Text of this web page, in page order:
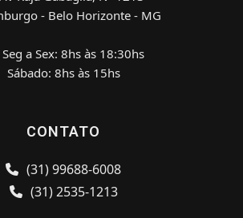
- Belo Horizonte - MG
Seg a Sex: 8hs às 18:30hs
Sábado: 8hs às 15hs
CONTATO
(31) 99688-6008
(31) 2535-1213